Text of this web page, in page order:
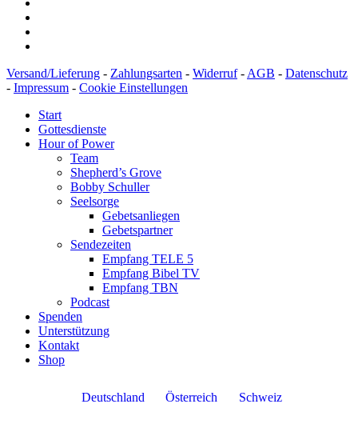
Versand/Lieferung - Zahlungsarten - Widerruf- AGB - Datenschutz
- Impressum - Cookie Einstellungen
Start
Gottesdienste
Hour of Power
Team
Shepherd’s Grove
Bobby Schuller
Seelsorge
Gebetsanliegen
Gebetspartner
Sendezeiten
Empfang TELE 5
Empfang Bibel TV
Empfang TBN
Podcast
Spenden
Unterstützung
Kontakt
Shop
Deutschland Österreich Schweiz